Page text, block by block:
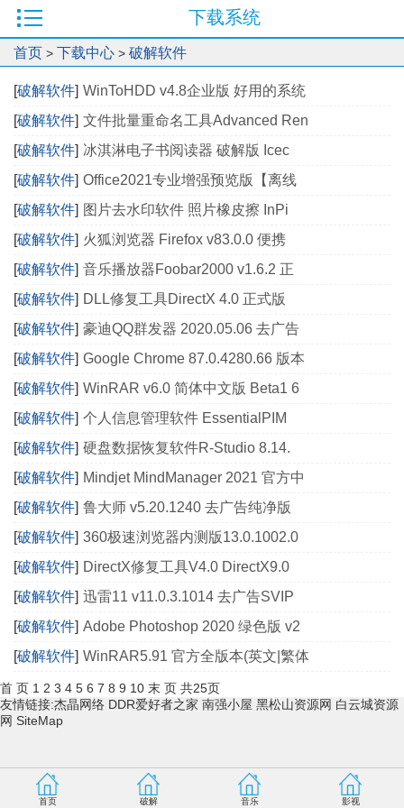
下载系统
首页 > 下载中心 > 破解软件
[破解软件] WinToHDD v4.8企业版 好用的系统
[破解软件] 文件批量重命名工具Advanced Ren
[破解软件] 冰淇淋电子书阅读器 破解版 Icec
[破解软件] Office2021专业增强预览版【离线
[破解软件] 图片去水印软件 照片橡皮擦 InPi
[破解软件] 火狐浏览器 Firefox v83.0.0 便携
[破解软件] 音乐播放器Foobar2000 v1.6.2 正
[破解软件] DLL修复工具DirectX 4.0 正式版
[破解软件] 豪迪QQ群发器 2020.05.06 去广告
[破解软件] Google Chrome 87.0.4280.66 版本
[破解软件] WinRAR v6.0 简体中文版 Beta1 6
[破解软件] 个人信息管理软件 EssentialPIM
[破解软件] 硬盘数据恢复软件R-Studio 8.14.
[破解软件] Mindjet MindManager 2021 官方中
[破解软件] 鲁大师 v5.20.1240 去广告纯净版
[破解软件] 360极速浏览器内测版13.0.1002.0
[破解软件] DirectX修复工具V4.0 DirectX9.0
[破解软件] 迅雷11 v11.0.3.1014 去广告SVIP
[破解软件] Adobe Photoshop 2020 绿色版 v2
[破解软件] WinRAR5.91 官方全版本(英文|繁体
首 页 1 2 3 4 5 6 7 8 9 10 末 页 共25页
友情链接:杰晶网络 DDR爱好者之家 南强小屋 黑松山资源网 白云城资源
网 SiteMap
首页 破解 音乐 影视